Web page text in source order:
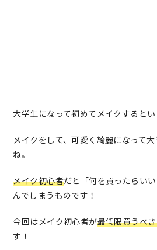
大学生になって初めてメイクすると
メイクをして、可愛く綺麗になって
ね。
メイク初心者だと「何を買ったらい
んでしまうものです！
今回はメイク初心者が最低限買うべ
す！